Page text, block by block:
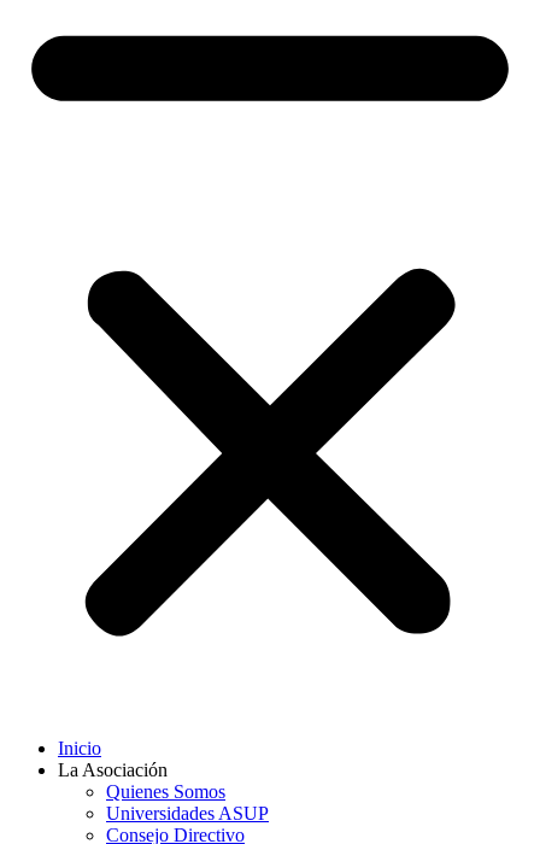
Inicio
La Asociación
Quienes Somos
Universidades ASUP
Consejo Directivo